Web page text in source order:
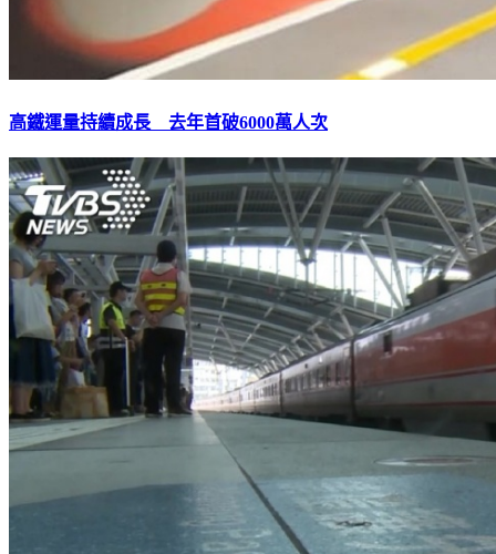
高鐵運量持續成長 去年首破6000萬人次